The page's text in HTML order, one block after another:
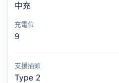
中充
充電位
9
支援插頭
Type 2